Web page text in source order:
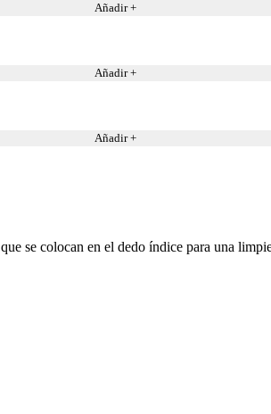
Añadir +
Añadir +
Añadir +
que se colocan en el dedo índice para una